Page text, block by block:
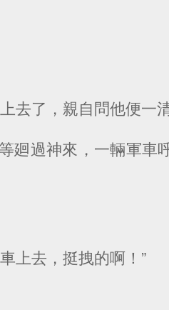
去了，親自問他便一
廻過神來，一輛軍車
上去，挺拽的啊！”